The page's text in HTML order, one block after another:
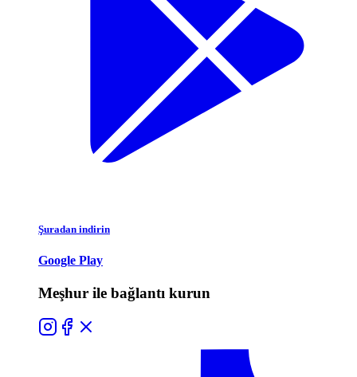
Şuradan indirin
Google Play
Meşhur ile bağlantı kurun